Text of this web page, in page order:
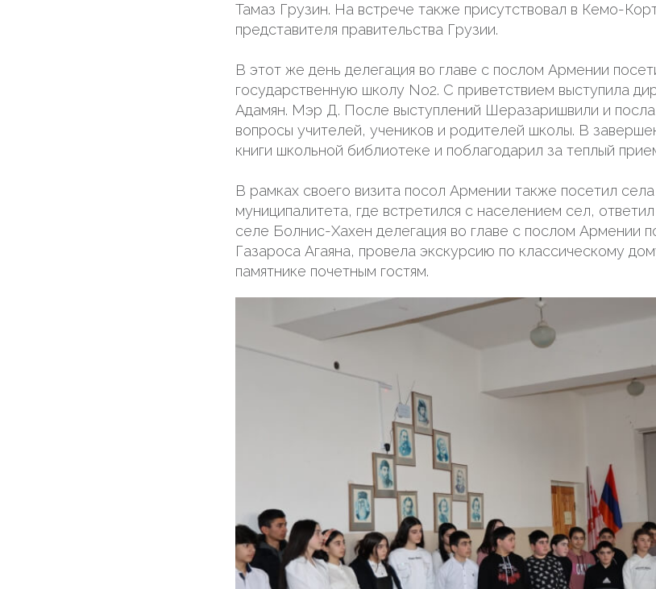
Тамаз Грузин. На встрече также присутствовал в Кемо-
представителя правительства Грузии.
В этот же день делегация во главе с послом Армении
государственную школу No2. С приветствием выступила
Адамян. Мэр Д. После выступлений Шеразаришвили и
вопросы учителей, учеников и родителей школы. В
книги школьной библиотеке и поблагодарил за теплый
В рамках своего визита посол Армении также посетил
муниципалитета, где встретился с населением сел,
селе Болнис-Хахен делегация во главе с послом Армении
Газароса Агаяна, провела экскурсию по классическому
памятнике почетным гостям.